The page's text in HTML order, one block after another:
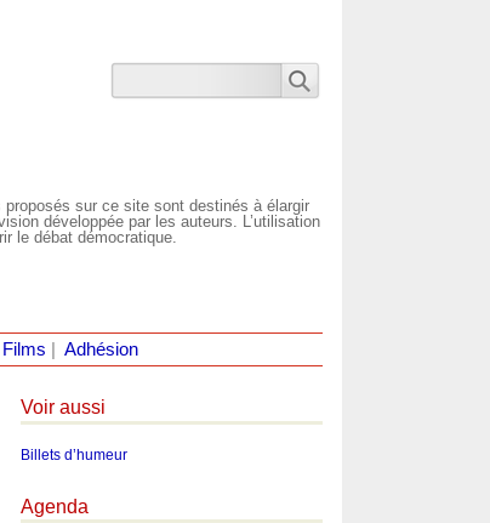
sur ce site sont destinés à élargir
développée par les auteurs. L’utilisation
le débat démocratique.
Films Adhésion
Voir aussi
Billets d’humeur
Agenda